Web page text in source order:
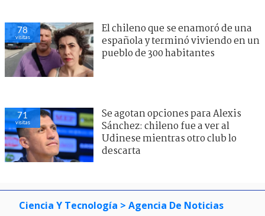
78
visitas
El chileno que se enamoró de una
española y terminó viviendo en un
pueblo de 300 habitantes
71
visitas
Se agotan opciones para Alexis
Sánchez: chileno fue a ver al
Udinese mientras otro club lo
descarta
Ciencia Y Tecnología > Agencia De Noticias